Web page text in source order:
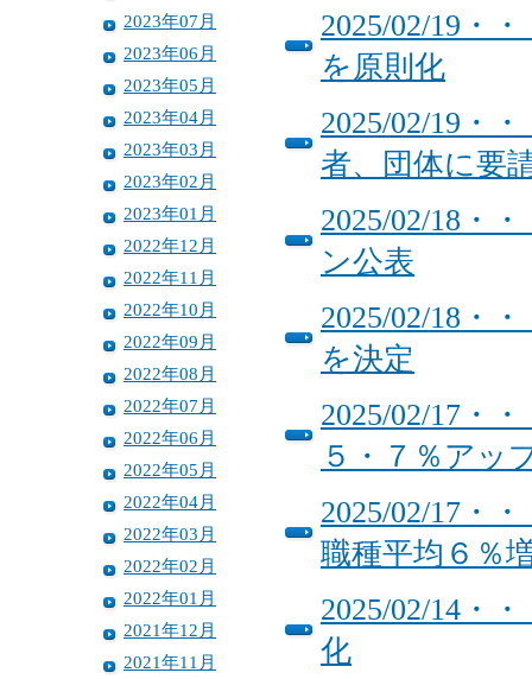
2023年07月
2023年06月
2023年05月
2023年04月
2023年03月
2023年02月
2023年01月
2022年12月
2022年11月
2022年10月
2022年09月
2022年08月
2022年07月
2022年06月
2022年05月
2022年04月
2022年03月
2022年02月
2022年01月
2021年12月
2021年11月
2025/02/19・
を原則化
2025/02/19・
者、団体に要
2025/02/18・
ン公表
2025/02/18・
を決定
2025/02/17・
５・７％アッ
2025/02/17・
職種平均６％
2025/02/14・
化